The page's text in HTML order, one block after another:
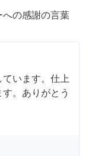
の感謝の言葉
います。仕上
。ありがとう